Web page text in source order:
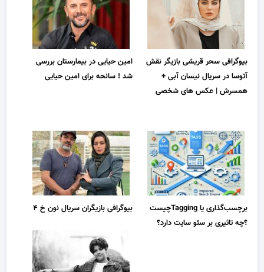
بیوگرافی سحر قریشی بازیگر نقش
آتوسا در سریال نیسان آبی +
همسرش | عکس های شخصی
امین حیایی در بیمارستان بررسی
شد ! سانحه برای امین حیایی
برچسب‌گذاری یا Taggingچیست
؟چه تاثیری بر سئو سایت دارد؟
بیوگرافی بازیگران سریال نون خ ۴